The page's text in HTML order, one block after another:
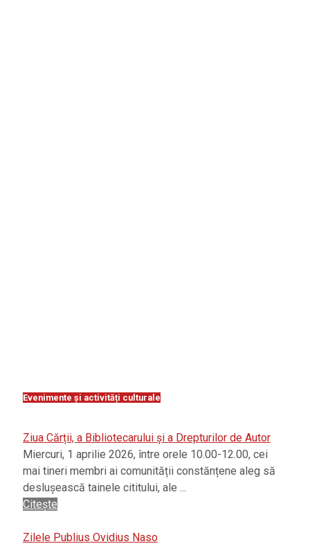
Evenimente și activități culturale
Ziua Cărții, a Bibliotecarului și a Drepturilor de Autor
Miercuri, 1 aprilie 2026, între orele 10.00-12.00, cei
mai tineri membri ai comunității constănțene aleg să
deslușească tainele cititului, ale ...
Citește
Zilele Publius Ovidius Naso